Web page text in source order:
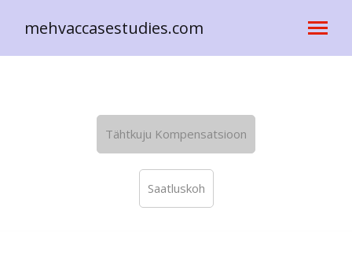
mehvaccasestudies.com
Tähtkuju Kompensatsioon
Saatluskoh